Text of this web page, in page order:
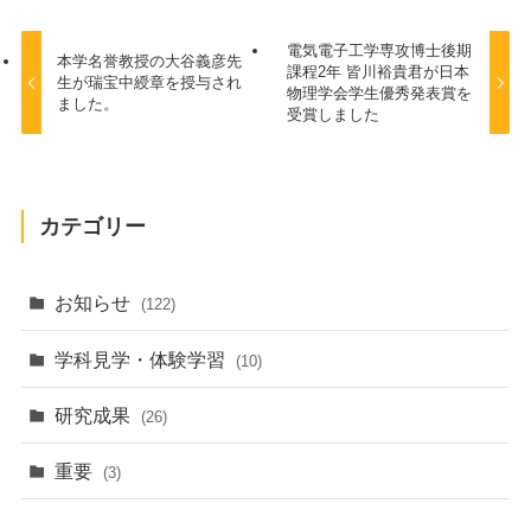
本学名誉教授の大谷義彦先
生が瑞宝中綬章を授与され
ました。
電気電子工学専攻博士後期
課程2年 皆川裕貴君が日本
物理学会学生優秀発表賞を
受賞しました
カテゴリー
お知らせ (122)
学科見学・体験学習 (10)
研究成果 (26)
重要 (3)